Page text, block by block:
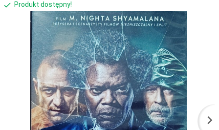
Produkt dostępny!